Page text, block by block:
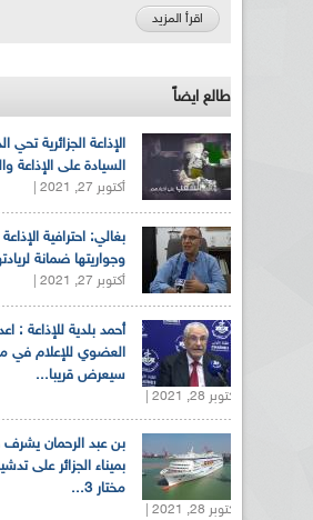
اقرأ المزيد
طالع ايضاً
السيادة على الإذاعة
أكتوبر 27, 2021 |
بغالي: احترافية
وجواريتها ضمانة
أكتوبر 27, 2021 |
أحمد بلدية للإذاعة :
العضوي للإعلام في
سيعرض قريبا...
أكتوبر 28, 2021 |
بن عبد الرحمان
بميناء الجزائر على
مختار 3...
أكتوبر 28, 2021 |